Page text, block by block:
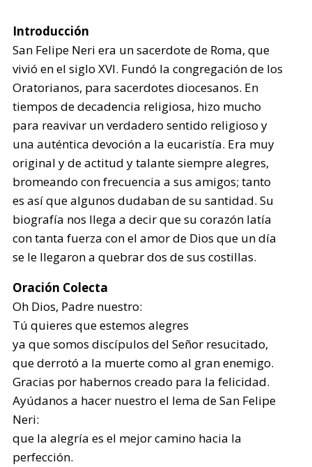
Introducción
San Felipe Neri era un sacerdote de Roma, que
vivió en el siglo XVI. Fundó la congregación de los
Oratorianos, para sacerdotes diocesanos. En
tiempos de decadencia religiosa, hizo mucho
para reavivar un verdadero sentido religioso y
una auténtica devoción a la eucaristía. Era muy
original y de actitud y talante siempre alegres,
bromeando con frecuencia a sus amigos; tanto
es así que algunos dudaban de su santidad. Su
biografía nos llega a decir que su corazón latía
con tanta fuerza con el amor de Dios que un día
se le llegaron a quebrar dos de sus costillas.
Oración Colecta
Oh Dios, Padre nuestro:
Tú quieres que estemos alegres
ya que somos discípulos del Señor resucitado,
que derrotó a la muerte como al gran enemigo.
Gracias por habernos creado para la felicidad.
Ayúdanos a hacer nuestro el lema de San Felipe
Neri:
que la alegría es el mejor camino hacia la
perfección.